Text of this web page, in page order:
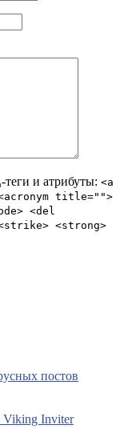
-теги и атрибуты: <a
title="">
<del
<strong>
постов
Viking Inviter